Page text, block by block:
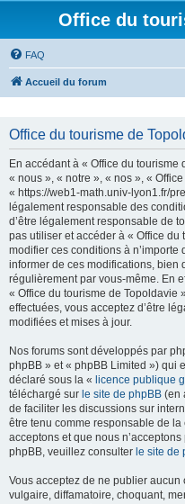
Office du
FAQ
Accueil du forum
Office du tourisme de
En accédant à « Office du
« nous », « notre », « nos », «
« https://web1-math.univ-lyon1.fr/
légalement responsable des
d’être légalement responsable de
pas utiliser et accéder à « Office
modifier ces conditions à
informer de ces modifications,
régulièrement par vous-même. En
« Office du tourisme de Topoldavie
effectuées, vous acceptez d’être
modifiées et mises à jour.
Nos forums sont développés par
phpBB » et « phpBB Limited ») qui
déclaré sous la « licence publique
téléchargé sur le site de phpBB (en
de faciliter les discussions sur
être tenu comme responsable de
acceptons et que nous
phpBB, veuillez consulter le site de
Vous acceptez de ne publier
vulgaire, diffamatoire, choquant,